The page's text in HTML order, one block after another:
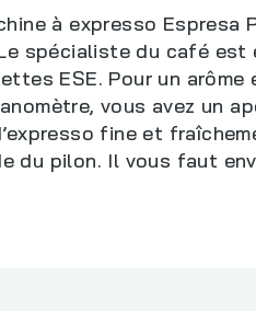
à expresso
spécialiste du café est
ESE. Pour un arôme
vous avez un
fine et
du pilon. Il vous faut